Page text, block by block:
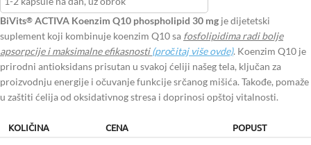
BiVits® ACTIVA Koenzim Q10 phospholipid 30 mg je dijetetski
suplement koji kombinuje koenzim Q10 sa fosfolipidima radi bolje
apsorpcije i maksimalne efikasnosti(pročitaj više ovde). Koenzim Q10 je
prirodni antioksidans prisutan u svakoj ćeliji našeg tela, ključan za
proizvodnju energije i očuvanje funkcije srčanog mišića. Takođe, pomaže
u zaštiti ćelija od oksidativnog stresa i doprinosi opštoj vitalnosti.
KOLIČINA CENA POPUST